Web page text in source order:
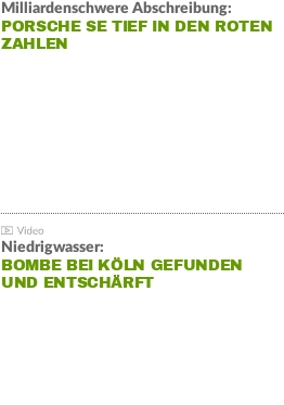
Milliardenschwere Abschreibung:
PORSCHE SE TIEF IN DEN ROTEN
ZAHLEN
Niedrigwasser:
BOMBE BEI KÖLN GEFUNDEN
UND ENTSCHÄRFT